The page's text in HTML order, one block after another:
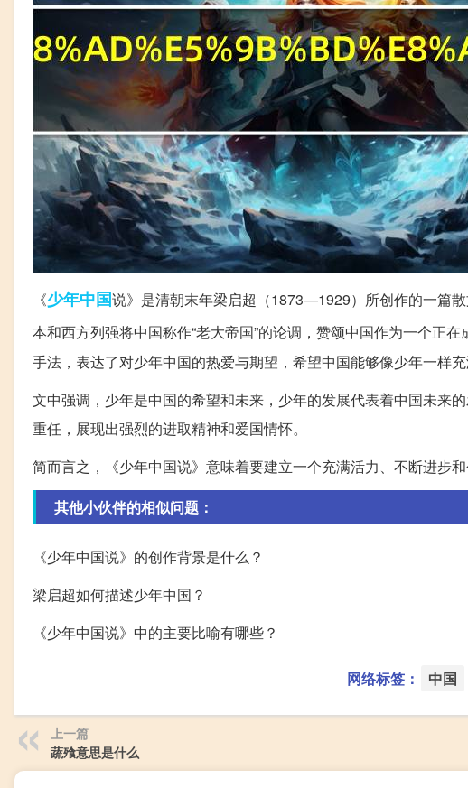
《少年中国说》是清朝末年梁启超（1873—1929）所创作的一篇
本和西方列强将中国称作“老大帝国”的论调，赞颂中国作为一个正
手法，表达了对少年中国的热爱与期望，希望中国能够像少年一样
文中强调，少年是中国的希望和未来，少年的发展代表着中国未来
重任，展现出强烈的进取精神和爱国情怀。
简而言之，《少年中国说》意味着要建立一个充满活力、不断进步和
其他小伙伴的相似问题：
《少年中国说》的创作背景是什么？
梁启超如何描述少年中国？
《少年中国说》中的主要比喻有哪些？
网络标签： 中国
上一篇
蔬飱意思是什么